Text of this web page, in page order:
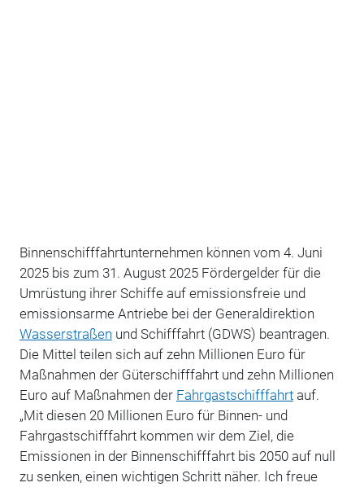
Binnenschifffahrtunternehmen können vom 4. Juni
2025 bis zum 31. August 2025 Fördergelder für die
Umrüstung ihrer Schiffe auf emissionsfreie und
emissionsarme Antriebe bei der Generaldirektion
Wasserstraßen und Schifffahrt (GDWS) beantragen.
Die Mittel teilen sich auf zehn Millionen Euro für
Maßnahmen der Güterschifffahrt und zehn Millionen
Euro auf Maßnahmen der Fahrgastschifffahrtauf.
„Mit diesen 20 Millionen Euro für Binnen- und
Fahrgastschifffahrt kommen wir dem Ziel, die
Emissionen in der Binnenschifffahrt bis 2050 auf null
zu senken, einen wichtigen Schritt näher. Ich freue